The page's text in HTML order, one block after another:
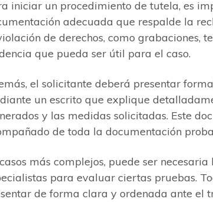
iniciar un procedimiento de tutela, es
adecuada que respalde la
de derechos, como grabaciones,
que pueda ser útil para el caso.
el solicitante deberá presentar
un escrito que explique
y las medidas solicitadas. Este
de toda la documentación
más complejos, puede ser
para evaluar ciertas pruebas.
de forma clara y ordenada ante el